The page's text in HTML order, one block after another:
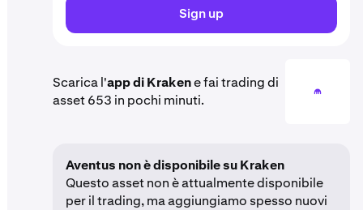
Sign up
Scarica l'app di Krakene fai trading di
asset 653 in pochi minuti.
Aventus non è disponibile su Kraken
Questo asset non è attualmente disponibile
per il trading, ma aggiungiamo spesso nuovi